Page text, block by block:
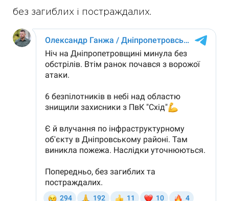
без загиблих і постраждалих.